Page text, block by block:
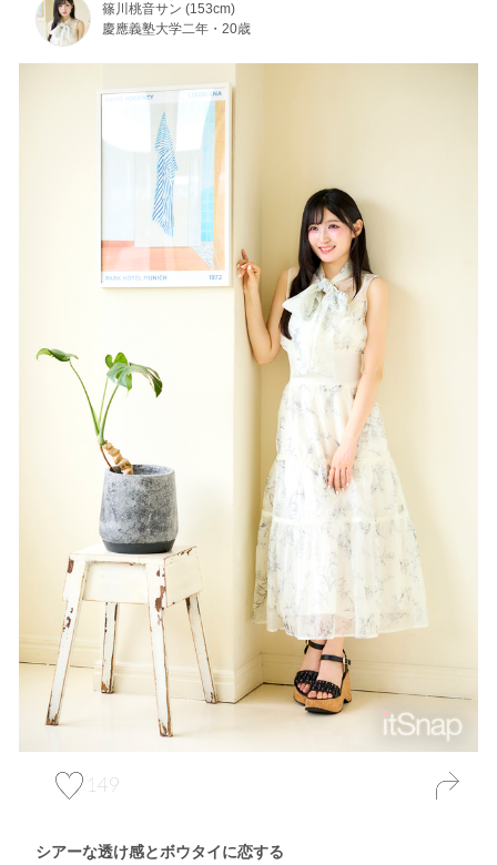
篠川桃音サン (153cm)
慶應義塾大学二年・20歳
149
シアーな透け感とボウタイに恋する